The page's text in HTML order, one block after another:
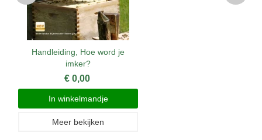
Handleiding, Hoe word je
imker?
€ 0,00
In winkelmandje
Meer bekijken